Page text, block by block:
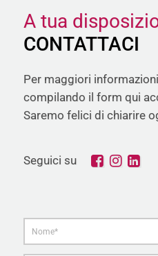
A tua
CONTATTACI
Per maggiori
compilando il form qui
Saremo felici di chiarire
Seguici su